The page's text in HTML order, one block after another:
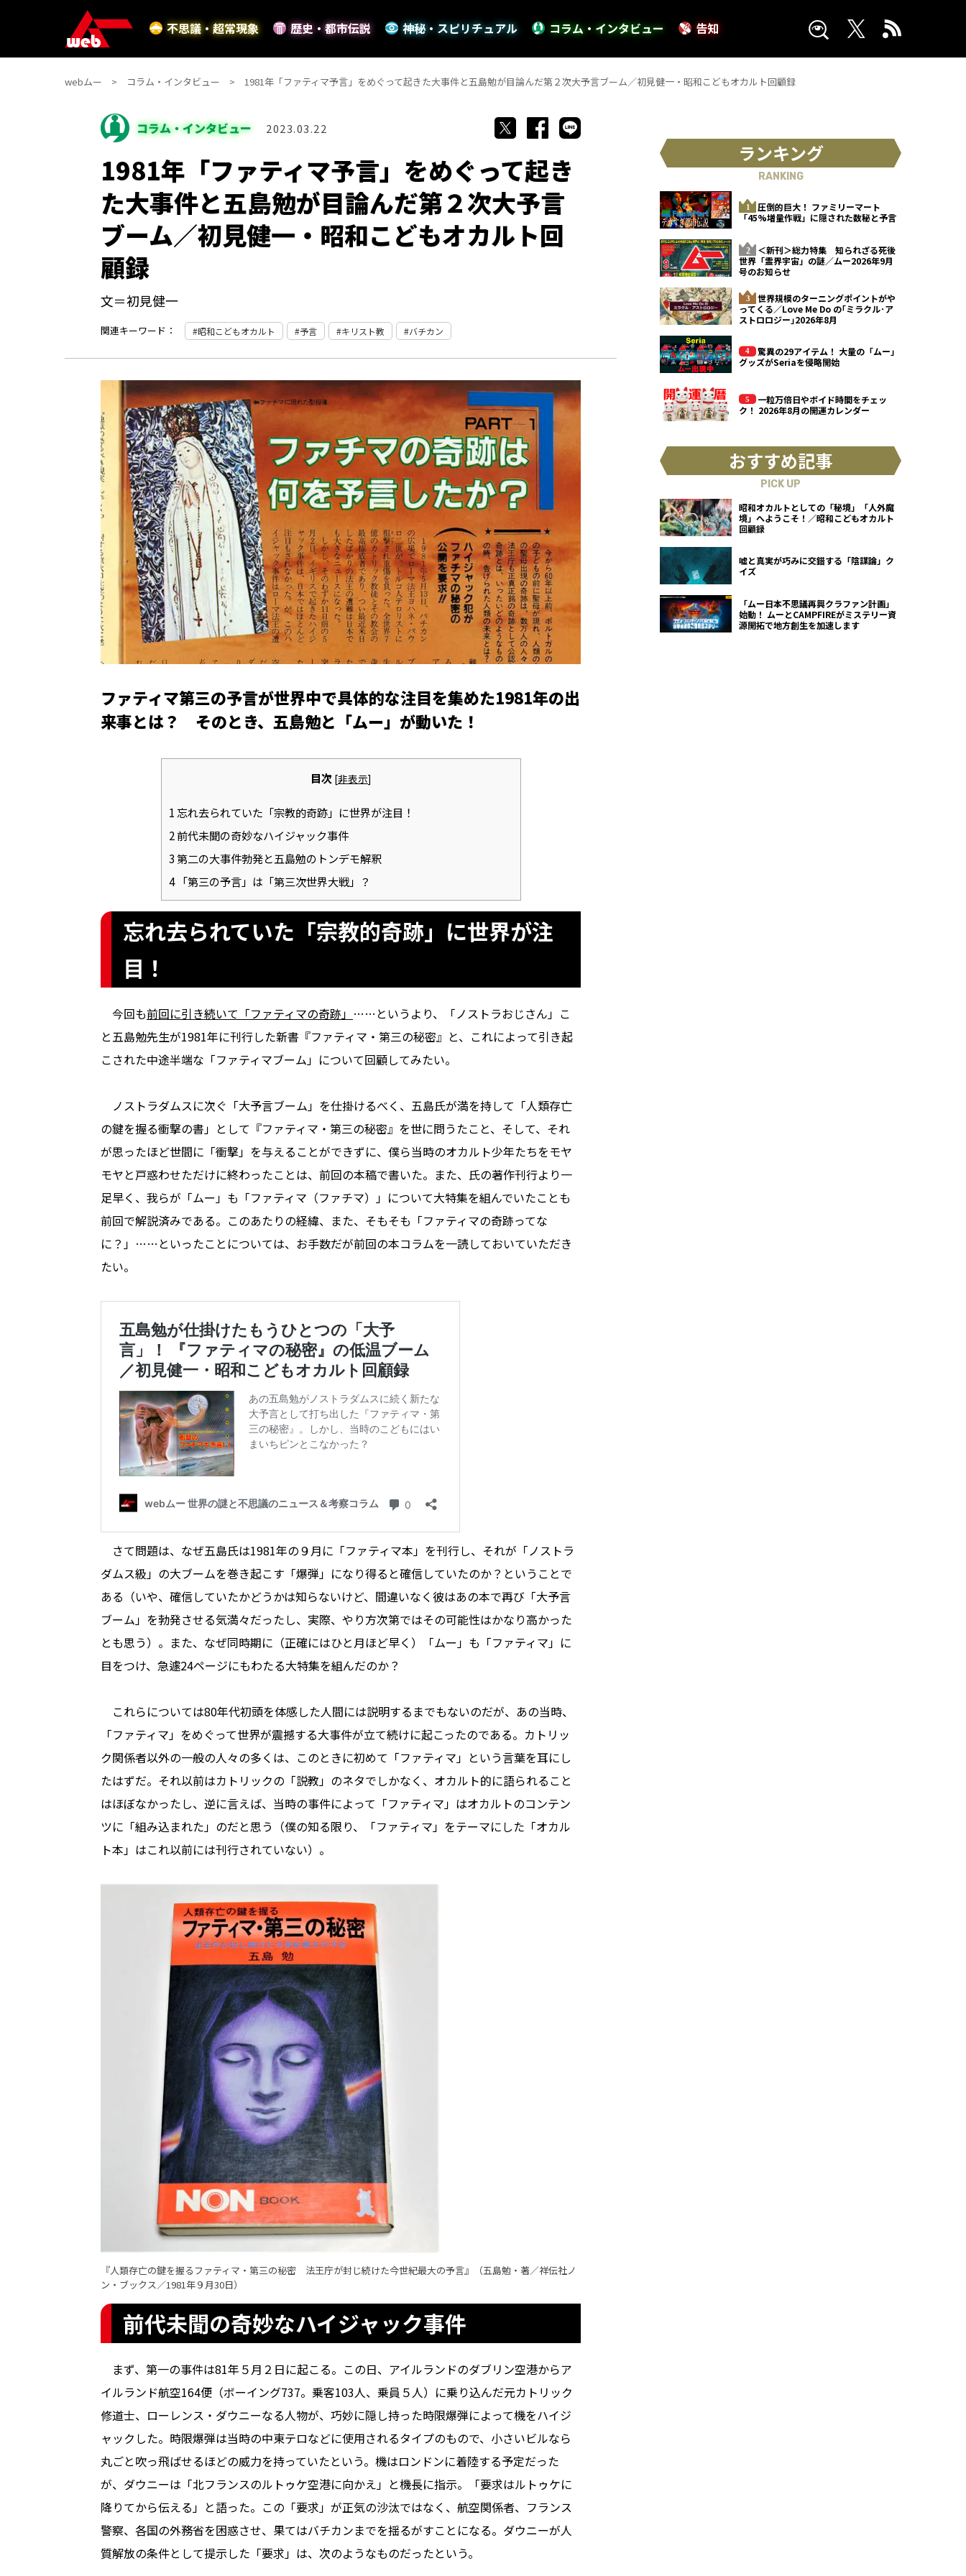
不思議・超常現象 歴史・都市伝説 神秘・スピリチュアル コラム・インタビュー 告知
webムー コラム・インタビュー 1981年「ファティマ予言」をめぐって起きた大事件と五島勉が目論んだ第２次大予言ブーム／初見健一・昭和こどもオカルト回顧録
コラム・インタビュー 2023.03.22
1981年「ファティマ予言」をめぐって起き
た大事件と五島勉が目論んだ第２次大予言
ブーム／初見健一・昭和こどもオカルト回
顧録
文＝初見健一
関連キーワード： 昭和こどもオカルト 予言 キリスト教 バチカン
ファティマ第三の予言が世界中で具体的な注目を集めた1981年の出
来事とは？ そのとき、五島勉と「ムー」が動いた！
目次 [非表示]
1 忘れ去られていた「宗教的奇跡」に世界が注目！
2前代未聞の奇妙なハイジャック事件
3第二の大事件勃発と五島勉のトンデモ解釈
4「第三の予言」は「第三次世界大戦」？
忘れ去られていた「宗教的奇跡」に世界が注
目！
今回も前回に引き続いて「ファティマの奇跡」 ……というより、「ノストラおじさん」こ
と五島勉先生が1981年に刊行した新書『ファティマ・第三の秘密』と、これによって引き起
こされた中途半端な「ファティマブーム」について回顧してみたい。
ノストラダムスに次ぐ「大予言ブーム」を仕掛けるべく、五島氏が満を持して「人類存亡
の鍵を握る衝撃の書」として『ファティマ・第三の秘密』を世に問うたこと、そして、それ
が思ったほど世間に「衝撃」を与えることができずに、僕ら当時のオカルト少年たちをモヤ
モヤと戸惑わせただけに終わったことは、前回の本稿で書いた。また、氏の著作刊行より一
足早く、我らが「ムー」も「ファティマ（ファチマ）」について大特集を組んでいたことも
前回で解説済みである。このあたりの経緯、また、そもそも「ファティマの奇跡ってな
に？」……といったことについては、お手数だが前回の本コラムを一読しておいていただき
たい。
さて問題は、なぜ五島氏は1981年の９月に「ファティマ本」を刊行し、それが「ノストラ
ダムス級」の大ブームを巻き起こす「爆弾」になり得ると確信していたのか？ということで
ある（いや、確信していたかどうかは知らないけど、間違いなく彼はあの本で再び「大予言
ブーム」を勃発させる気満々だったし、実際、やり方次第ではその可能性はかなり高かった
とも思う）。また、なぜ同時期に（正確にはひと月ほど早く）「ムー」も「ファティマ」に
目をつけ、急遽24ページにもわたる大特集を組んだのか？
これらについては80年代初頭を体感した人間には説明するまでもないのだが、あの当時、
「ファティマ」をめぐって世界が震撼する大事件が立て続けに起こったのである。カトリッ
ク関係者以外の一般の人々の多くは、このときに初めて「ファティマ」という言葉を耳にし
たはずだ。それ以前はカトリックの「説教」のネタでしかなく、オカルト的に語られること
はほぼなかったし、逆に言えば、当時の事件によって「ファティマ」はオカルトのコンテン
ツに「組み込まれた」のだと思う（僕の知る限り、「ファティマ」をテーマにした「オカル
ト本」はこれ以前には刊行されていない）。
『人類存亡の鍵を握るファティマ・第三の秘密 法王庁が封じ続けた今世紀最大の予言』（五島勉・著／祥伝社ノ
ン・ブックス／1981年９月30日）
前代未聞の奇妙なハイジャック事件
まず、第一の事件は81年５月２日に起こる。この日、アイルランドのダブリン空港からア
イルランド航空164便（ボーイング737。乗客103人、乗員５人）に乗り込んだ元カトリック
修道士、ローレンス・ダウニーなる人物が、巧妙に隠し持った時限爆弾によって機をハイジ
ャックした。時限爆弾は当時の中東テロなどに使用されるタイプのもので、小さいビルなら
丸ごと吹っ飛ばせるほどの威力を持っていたという。機はロンドンに着陸する予定だった
が、ダウニーは「北フランスのルトゥケ空港に向かえ」と機長に指示。「要求はルトゥケに
降りてから伝える」と語った。この「要求」が正気の沙汰ではなく、航空関係者、フランス
警察、各国の外務省を困惑させ、果てはバチカンまでを揺るがすことになる。ダウニーが人
質解放の条件として提示した「要求」は、次のようなものだったという。
ランキング
RANKING
圧倒的巨大！ ファミリーマート
「45%増量作戦」に隠された数秘と予言
＜新刊＞総力特集 知られざる死後
世界「霊界宇宙」の謎／ムー2026年9月
号のお知らせ
世界規模のターニングポイントがや
ってくる／Love Me Do の｢ミラクル･ア
ストロロジー｣2026年8月
驚異の29アイテム！ 大量の「ムー」
グッズがSeriaを侵略開始
一粒万倍日やボイド時間をチェッ
ク！ 2026年8月の開運カレンダー
おすすめ記事
PICK UP
昭和オカルトとしての「秘境」「人外魔
境」へようこそ！／昭和こどもオカルト
回顧録
嘘と真実が巧みに交錯する「陰謀論」ク
イズ
「ムー日本不思議再興クラファン計画」
始動！ ムーとCAMPFIREがミステリー資
源開拓で地方創生を加速します